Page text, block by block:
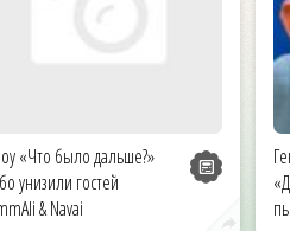
«Что было дальше?»
унизили гостей
& Navai